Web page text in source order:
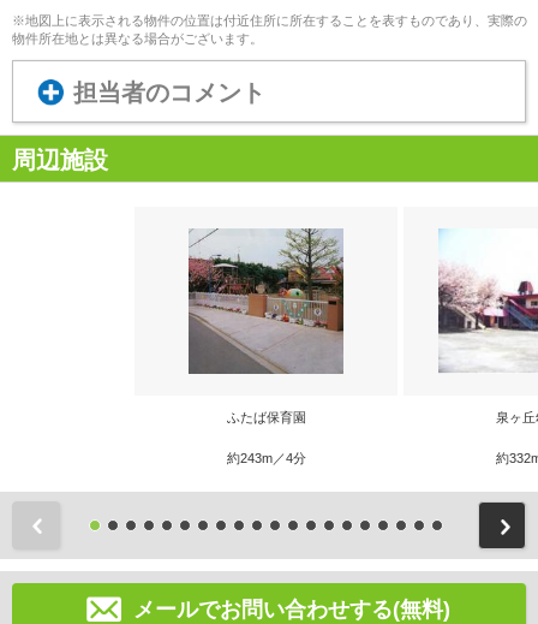
※地図上に表示される物件の位置は付近住所に所在することを表すものであり、実際の
物件所在地とは異なる場合がございます。
担当者のコメント
周辺施設
ふたば保育園
約243m／4分
泉ヶ丘
約
メールでお問い合わせする(無料)